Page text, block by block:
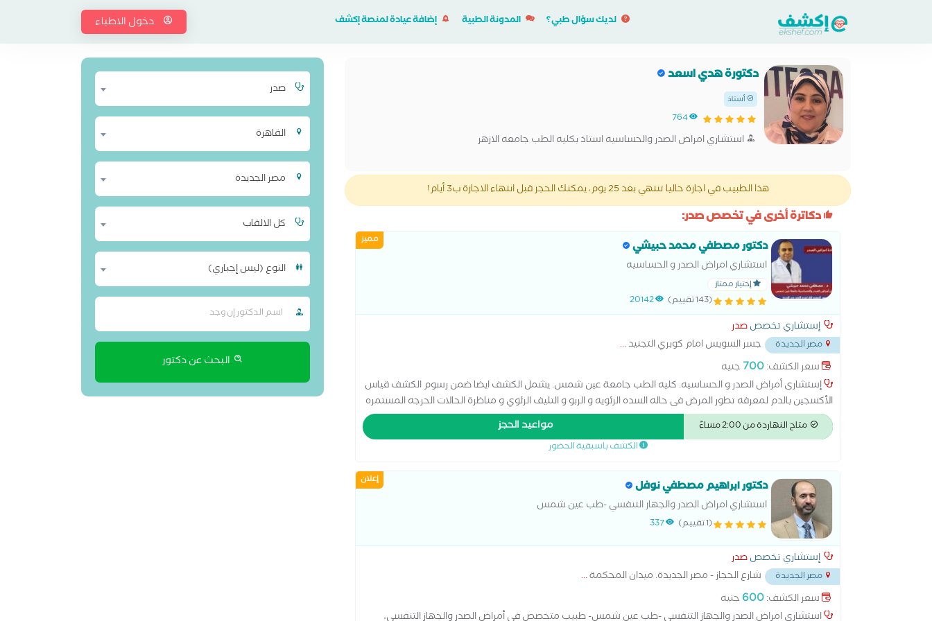
لديك سؤال طبي؟ المدونة الطبية إضافة عيادة لمنصة إكشف دخول الاطباء
دكتورة هدي اسعد
أستاذ
764
استشاري امراض الصدر والحساسيه استاذ بكليه الطب جامعه الازهر
هذا الطبيب في اجازة حاليا تنتهي بعد 25 يوم، يمكنك الحجز قبل انتهاء الاجازة ب3 أيام!
دكاترة أخرى في تخصص صدر:
مميز دكتور مصطفي محمد حبيشي
استشاري امراض الصدر و الحساسيه
إختيار ممتاز
(143 تقييم) 20142
إستشاري تخصصصدر
مصر الجديدة جسر السويس امام كوبري التجنيد...
سعر الكشف:700 جنيه
إستشارى أمراض الصدر و الحساسيه. كليه الطب جامعة عين شمس. يشمل الكشف ايضا ضمن رسوم الكشف قياس
الأكسجين بالدم لمعرفه تطور المرض فى حاله السده الرئويه و الربو و التليف الرئوي و مناظرة الحالات الحرجه المستمره
على الأكسجين المنزلى و متابعتهم بعد الخروج من الرعايات لمنع حدوث اى انتكاسة أخرى.
متاح النهاردة من 2:00 مساءً مواعيد الحجز
الكشف باسبقية الحضور
إعلان دكتور ابراهيم مصطفي نوفل
استشاري امراض الصدر والجهاز التنفسي -طب عين شمس
(1 تقييم) 337
إستشاري تخصصصدر
مصر الجديدة شارع الحجاز - مصر الجديدة. ميدان المحكمة...
سعر الكشف:600 جنيه
استشاري امراض الصدر والجهاز التنفسي -طب عين شمس- طبيب متخصص في أمراض الصدر والجهاز التنفسي،
صدر
القاهرة
مصر الجديدة
كل الالقاب
النوع (ليس إجباري)
البحث عن دكتور